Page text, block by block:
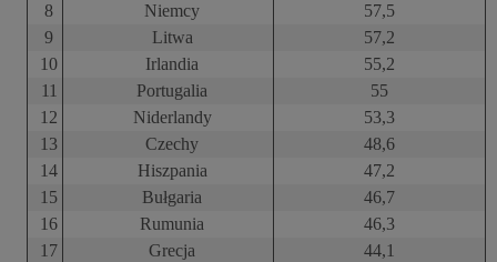
8
Niemcy
57,5
9
Litwa
57,2
10
Irlandia
55,2
11
Portugalia
55
12
Niderlandy
53,3
13
Czechy
48,6
14
Hiszpania
47,2
15
Bułgaria
46,7
16
Rumunia
46,3
17
Grecja
44,1